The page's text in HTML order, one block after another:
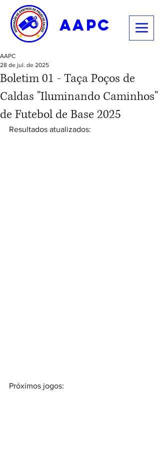
aapc
Boletim 01 - Taça Poços de
Caldas "Iluminando Caminhos"
de Futebol de Base 2025
AAPC
28 de jul. de 2025
Resultados atualizados:
Próximos jogos: